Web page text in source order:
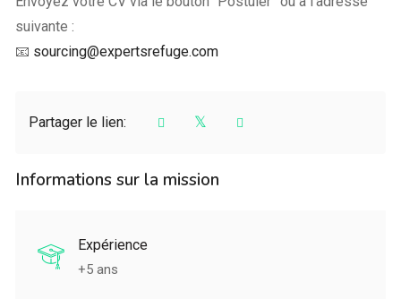
suivante :
📧 sourcing@expertsrefuge.com
Partager le lien:
Informations sur la mission
Expérience
+5 ans